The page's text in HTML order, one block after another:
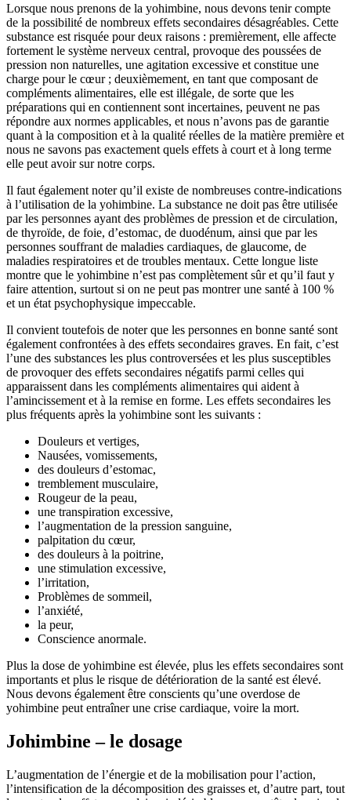
Lorsque nous prenons de la yohimbine, nous devons tenir compte
de la possibilité de nombreux effets secondaires désagréables. Cette
substance est risquée pour deux raisons : premièrement, elle affecte
fortement le système nerveux central, provoque des poussées de
pression non naturelles, une agitation excessive et constitue une
charge pour le cœur ; deuxièmement, en tant que composant de
compléments alimentaires, elle est illégale, de sorte que les
préparations qui en contiennent sont incertaines, peuvent ne pas
répondre aux normes applicables, et nous n’avons pas de garantie
quant à la composition et à la qualité réelles de la matière première et
nous ne savons pas exactement quels effets à court et à long terme
elle peut avoir sur notre corps.
Il faut également noter qu’il existe de nombreuses contre-indications
à l’utilisation de la yohimbine. La substance ne doit pas être utilisée
par les personnes ayant des problèmes de pression et de circulation,
de thyroïde, de foie, d’estomac, de duodénum, ainsi que par les
personnes souffrant de maladies cardiaques, de glaucome, de
maladies respiratoires et de troubles mentaux. Cette longue liste
montre que le yohimbine n’est pas complètement sûr et qu’il faut y
faire attention, surtout si on ne peut pas montrer une santé à 100 %
et un état psychophysique impeccable.
Il convient toutefois de noter que les personnes en bonne santé sont
également confrontées à des effets secondaires graves. En fait, c’est
l’une des substances les plus controversées et les plus susceptibles
de provoquer des effets secondaires négatifs parmi celles qui
apparaissent dans les compléments alimentaires qui aident à
l’amincissement et à la remise en forme. Les effets secondaires les
plus fréquents après la yohimbine sont les suivants :
Douleurs et vertiges,
Nausées, vomissements,
des douleurs d’estomac,
tremblement musculaire,
Rougeur de la peau,
une transpiration excessive,
l’augmentation de la pression sanguine,
palpitation du cœur,
des douleurs à la poitrine,
une stimulation excessive,
l’irritation,
Problèmes de sommeil,
l’anxiété,
la peur,
Conscience anormale.
Plus la dose de yohimbine est élevée, plus les effets secondaires sont
importants et plus le risque de détérioration de la santé est élevé.
Nous devons également être conscients qu’une overdose de
yohimbine peut entraîner une crise cardiaque, voire la mort.
Johimbine – le dosage
L’augmentation de l’énergie et de la mobilisation pour l’action,
l’intensification de la décomposition des graisses et, d’autre part, tout